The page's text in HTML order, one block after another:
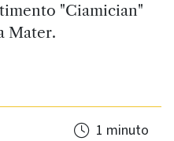
"Ciamician"
Mater.
1 minuto